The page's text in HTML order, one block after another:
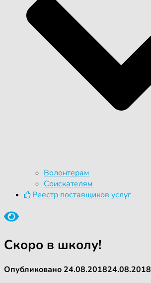
Волонтерам
Соискателям
Реестр поставщиков услуг
Скоро в школу!
Опубликовано 24.08.201824.08.2018